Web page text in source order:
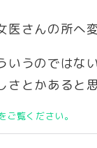
さんの所へ
いうのではな
とかあると
覧ください。